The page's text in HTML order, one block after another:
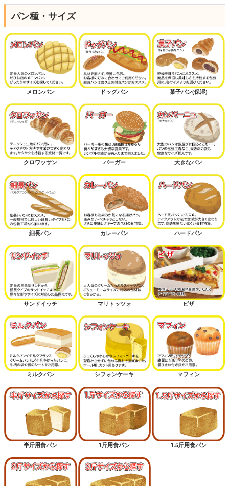
パン種・サイズ
メロンパン ドッグパン 菓子パン(保湿)
クロワッサン バーガー 大きなパン
細長パン カレーパン ハードパン
サンドイッチ マリトッツォ ピザ
ミルクパン シフォンケーキ マフィン
半斤用食パン 1斤用食パン 1.5斤用食パン